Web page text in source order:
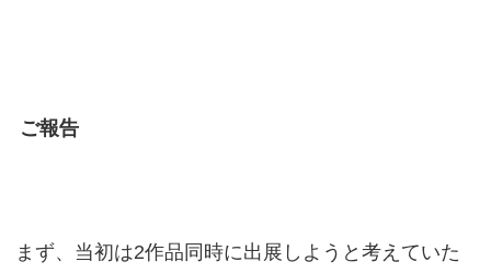
ご報告
まず、当初は2作品同時に出展しようと考えていた